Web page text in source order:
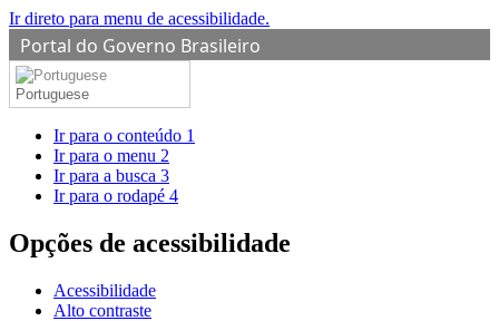
Ir direto para menu de acessibilidade.
Portal do Governo Brasileiro
Portuguese
Ir para o conteúdo 1
Ir para o menu 2
Ir para a busca 3
Ir para o rodapé 4
Opções de acessibilidade
Acessibilidade
Alto contraste